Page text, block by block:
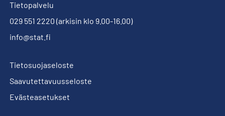
Tietopalvelu
029 551 2220 (arkisin klo 9.00-16.00)
info@stat.fi
Tietosuojaseloste
Saavutettavuusseloste
Evästeasetukset